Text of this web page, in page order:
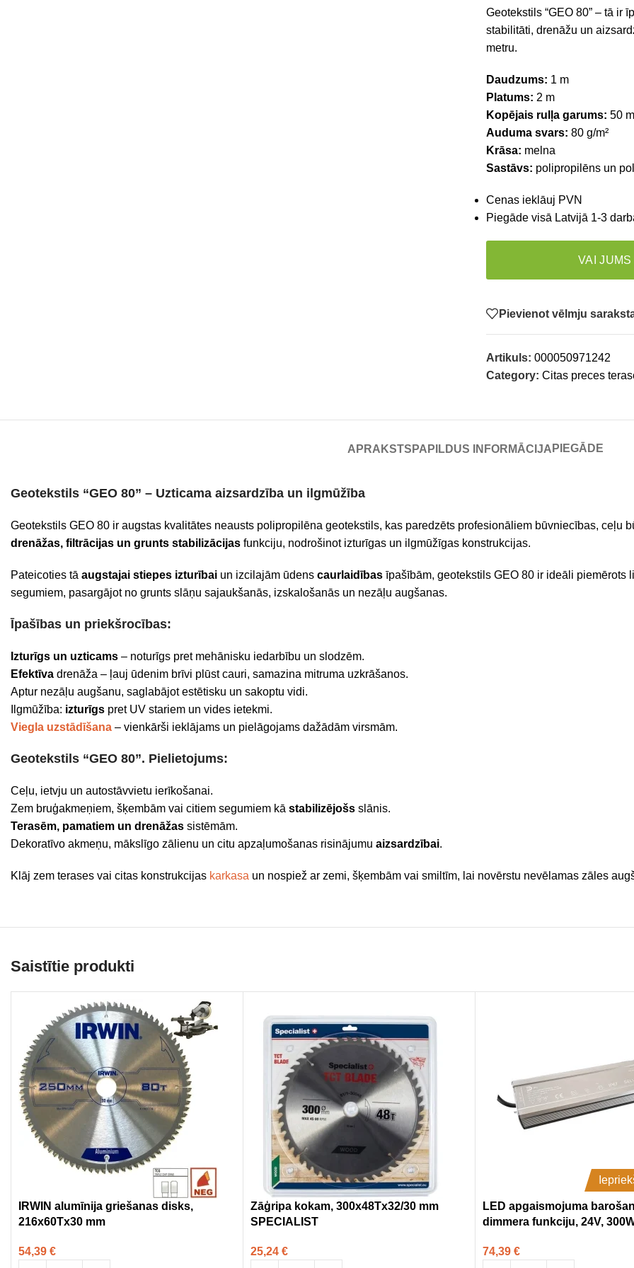
Geotekstils “GEO 80” – tā ir
stabilitāti, drenāžu un
metru.
Daudzums: 1 m
Platums: 2 m
Kopējais rulļa garums: 50 m
Auduma svars: 80 g/m²
Krāsa: melna
Sastāvs: polipropilēns un
Cenas ieklāuj PVN
Piegāde visā Latvijā 1-3
VAI
Pievienot vēlmju
Artikuls: 000050971242
Category: Citas preces
APRAKSTS PAPILDUS INFORMĀCIJA PIEGĀDE
Geotekstils “GEO 80” – Uzticama aizsardzība un ilgmūžība
Geotekstils GEO 80 ir augstas kvalitātes neausts polipropilēna geotekstils, kas paredzēts profesionāliem būvniecības, ceļu
drenāžas, filtrācijas un grunts stabilizācijas funkciju, nodrošinot izturīgas un ilgmūžīgas konstrukcijas.
Pateicoties tā augstajai stiepes izturībai un izcilajām ūdens caurlaidības īpašībām, geotekstils GEO 80 ir ideāli piemērots
segumiem, pasargājot no grunts slāņu sajaukšanās, izskalošanās un nezāļu augšanas.
Īpašības un priekšrocības:
Izturīgs un uzticams – noturīgs pret mehānisku iedarbību un slodzēm.
Efektīva drenāža – ļauj ūdenim brīvi plūst cauri, samazina mitruma uzkrāšanos.
Aptur nezāļu augšanu, saglabājot estētisku un sakoptu vidi.
Ilgmūžība: izturīgs pret UV stariem un vides ietekmi.
Viegla uzstādīšana – vienkārši ieklājams un pielāgojams dažādām virsmām.
Geotekstils “GEO 80”. Pielietojums:
Ceļu, ietvju un autostāvvietu ierīkošanai.
Zem bruģakmeņiem, šķembām vai citiem segumiem kā stabilizējošs slānis.
Terasēm, pamatiem un drenāžas sistēmām.
Dekoratīvo akmeņu, mākslīgo zālienu un citu apzaļumošanas risinājumu aizsardzībai.
Klāj zem terases vai citas konstrukcijas karkasa un nospiež ar zemi, šķembām vai smiltīm, lai novērstu nevēlamas zāles
Saistītie produkti
IRWIN alumīnija griešanas disks,
216x60Tx30 mm
54,39 €
Zāģripa kokam, 300x48Tx32/30 mm
SPECIALIST
25,24 €
LED apgaismojuma
dimmera funkciju, 24V,
74,39 €